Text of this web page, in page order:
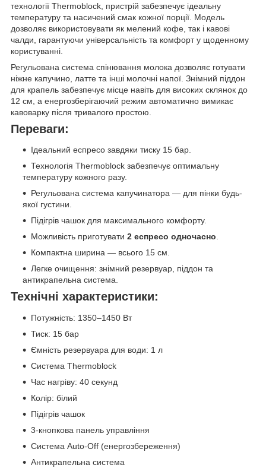
технології Thermoblock, пристрій забезпечує ідеальну
температуру та насичений смак кожної порції. Модель
дозволяє використовувати як мелений кофе, так і кавові
чалди, гарантуючи універсальність та комфорт у щоденному
користуванні.
Регульована система спінювання молока дозволяє готувати
ніжне капучино, латте та інші молочні напої. Знімний піддон
для крапель забезпечує місце навіть для високих склянок до
12 см, а енергозберігаючий режим автоматично вимикає
кавоварку після тривалого простою.
Переваги:
Ідеальний еспресо завдяки тиску 15 бар.
Технологія Thermoblock забезпечує оптимальну
температуру кожного разу.
Регульована система капучинатора — для пінки будь-
якої густини.
Підігрів чашок для максимального комфорту.
Можливість приготувати 2 еспресо одночасно.
Компактна ширина — всього 15 см.
Легке очищення: знімний резервуар, піддон та
антикрапельна система.
Технічні характеристики:
Потужність: 1350–1450 Вт
Тиск: 15 бар
Ємність резервуара для води: 1 л
Система Thermoblock
Час нагріву: 40 секунд
Колір: білий
Підігрів чашок
3-кнопкова панель управління
Система Auto-Off (енергозбереження)
Антикрапельна система